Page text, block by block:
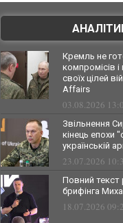
Кремль не
компромісів
своїх цілей
Affairs
03.08.2026
Звільнення
кінець епохи
українській
23.07.2026
Повний текст
брифінга
18.07.2026